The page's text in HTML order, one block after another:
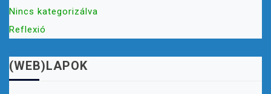
Nincs kategorizálva
Reflexió
(WEB)LAPOK